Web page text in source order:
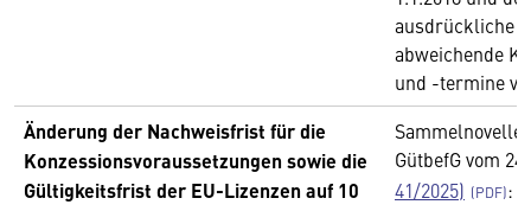
ausdrückliche
abweichende
und -termine
Änderung der Nachweisfrist für die
Konzessionsvoraussetzungen sowie die
Gültigkeitsfrist der EU-Lizenzen auf 10
GütbefG vom
41/2025)
: